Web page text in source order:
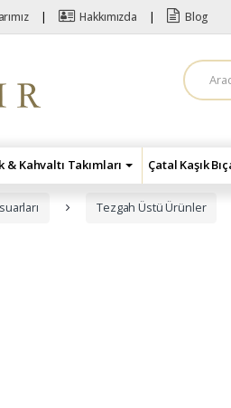
Hakkımızda Blog
A
r
a
& Kahvaltı Takımları Çatal Kaşık
Tezgah Üstü Ürünler